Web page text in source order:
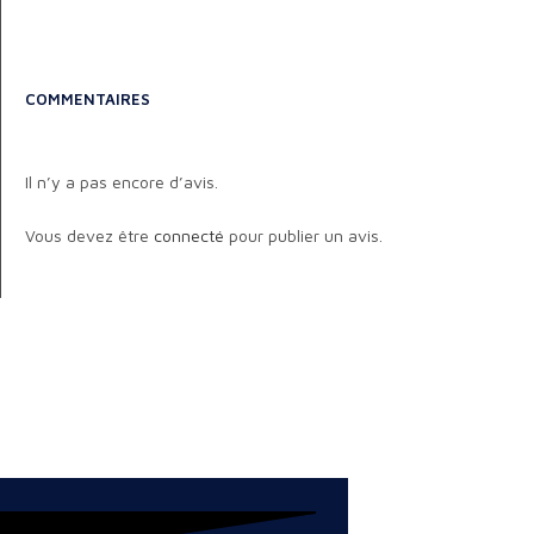
COMMENTAIRES
Il n’y a pas encore d’avis.
Vous devez être connecté pour publier un avis.